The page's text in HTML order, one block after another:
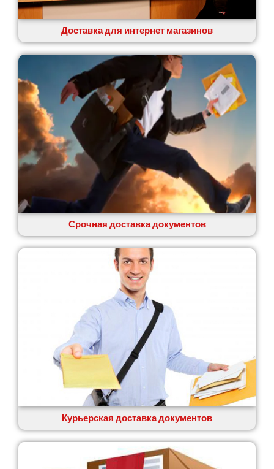
Сокольники
Солоницевка
Староконстантинов
Старые Петровцы
Стебник
Стоянка
Стрый
Сумы
Светловодск
Святопетровское
Тальное
Тарасовка
Тернополь
Терновка
Трусковец
Тульчин
Украинка
Умань
Великий Омеляник
Верхнеднепровск
Вита-Почтовая
Вольнянск
Вознесенск
Доставка для интернет магазинов
Срочная доставка документов
Курьерская доставка документов